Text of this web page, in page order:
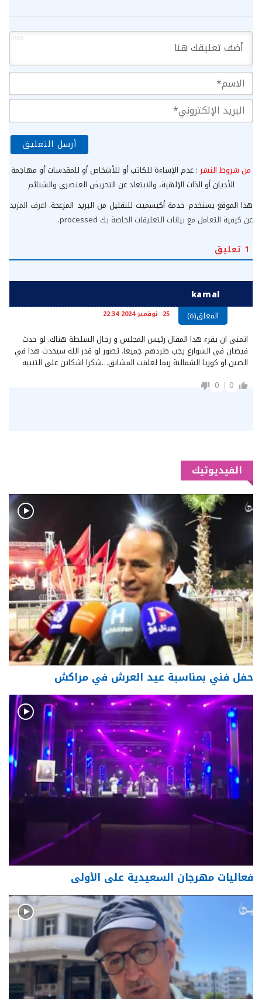
1000
من شروط النشر : عدم الإساءة للكاتب أو للأشخاص أو للمقدسات أو مهاجمة
الأديان أو الذات الإلهية، والابتعاد عن التحريض العنصري والشتائم
هذا الموقع يستخدم خدمة أكيسميت للتقليل من البريد المزعجة. اعرف المزيد
عن كيفية التعامل مع بيانات التعليقات الخاصة بك processed
.
1 تعليق
kamal
المعلق(ة) 25 نوفمبر 2024 22:34
اتمنى ان يقرء هدا المقال رئيس المجلس و رجال السلطة هناك. لو حدث
فيضان في الشوارع يجب طردهم جميعا. تصور لو قدر الله سيحدث هدا في
الصين او كوريا الشمالية ربما لعلقت المشانق…شكرا اشكاين على التنبيه
0
0
الفيديوتيك
حفل فني بمناسبة عيد العرش في مراكش
فعاليات مهرجان السعيدية على الأولى